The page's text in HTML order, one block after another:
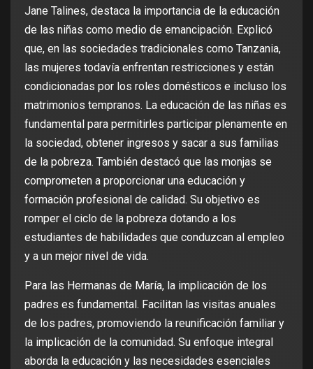
Jane Talines, destaca la importancia de la educación
de las niñas como medio de emancipación. Explicó
que, en las sociedades tradicionales como Tanzania,
las mujeres todavía enfrentan restricciones y están
condicionadas por los roles domésticos e incluso los
matrimonios tempranos. La educación de las niñas es
fundamental para permitirles participar plenamente en
la sociedad, obtener ingresos y sacar a sus familias
de la pobreza. También destacó que las monjas se
comprometen a proporcionar una educación y
formación profesional de calidad. Su objetivo es
romper el ciclo de la pobreza dotando a los
estudiantes de habilidades que conduzcan al empleo
y a un mejor nivel de vida.
Para las Hermanas de María, la implicación de los
padres es fundamental. Facilitan las visitas anuales
de los padres, promoviendo la reunificación familiar y
la implicación de la comunidad. Su enfoque integral
aborda la educación y las necesidades esenciales